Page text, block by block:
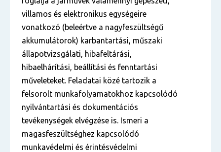
villamos és elektronikus egységeire
vonatkozó (beleértve a nagyfeszültségű
akkumulátorok) karbantartási, műszaki
állapotvizsgálati, hibafeltárási,
hibaelhárítási, beállítási és fenntartási
műveleteket. Feladatai közé tartozik a
felsorolt munkafolyamatokhoz kapcsolódó
nyilvántartási és dokumentációs
tevékenységek elvégzése is. Ismeri a
magasfeszültséghez kapcsolódó
munkavédelmi és érintésvédelmi